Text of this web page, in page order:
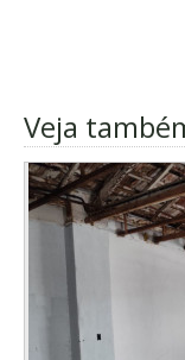
Veja